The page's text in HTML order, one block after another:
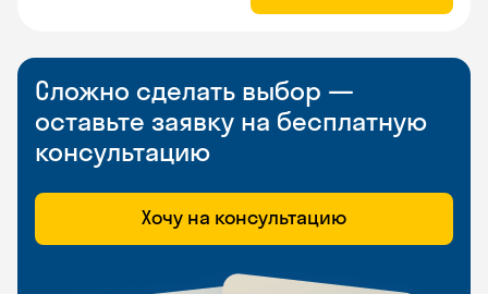
Сложно сделать выбор —
оставьте заявку на бесплатную
консультацию
Хочу на консультацию